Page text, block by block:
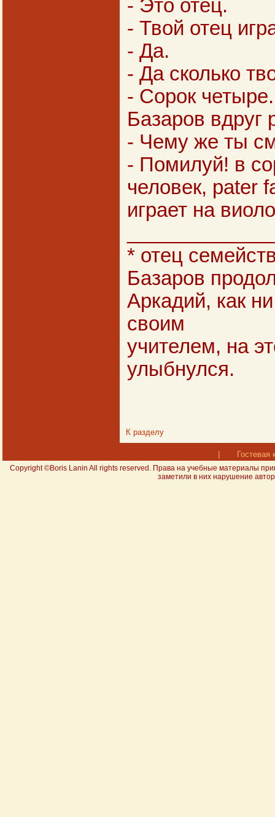
- Это отец.
- Твой отец
- Да.
- Да сколько
- Сорок четыре.
Базаров вдруг
- Чему же ты
- Помилуй! в
человек, pater
играет на
* отец
Базаров
Аркадий, как
своим
учителем, на
улыбнулся.
К разделу
Гостевая
Copyright ©Boris Lanin All rights reserved. Права на учебные материалы
заметили в них нарушение